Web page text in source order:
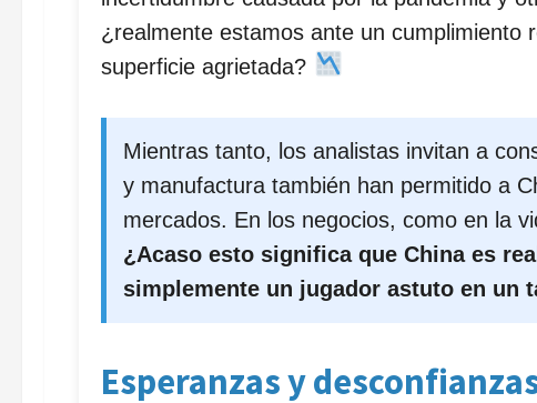
¿realmente estamos ante un cumplimiento
superficie agrietada?
Mientras tanto, los analistas invitan a
y manufactura también han permitido a
mercados. En los negocios, como en la
¿Acaso esto significa que China es
simplemente un jugador astuto en un
Esperanzas y